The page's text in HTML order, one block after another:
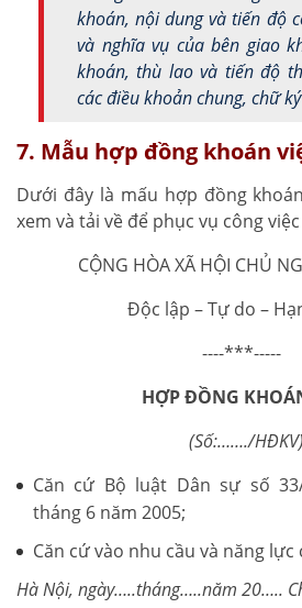
khoán, nội dung và tiến độ
và nghĩa vụ của bên giao
khoán, thù lao và tiến độ
các điều khoản chung, chữ
7. Mẫu hợp đồng khoán
Dưới đây là mấu hợp đồng
xem và tải về để phục vụ công
CỘNG HÒA XÃ HỘI CHỦ
Độc lập – Tự do –
----***-----
HỢP ĐỒNG
(Số:……./HĐKV)
Căn cứ Bộ luật Dân sự số
tháng 6 năm 2005;
Căn cứ vào nhu cầu và năng lực
Hà Nội, ngày…..tháng…..năm 20…..